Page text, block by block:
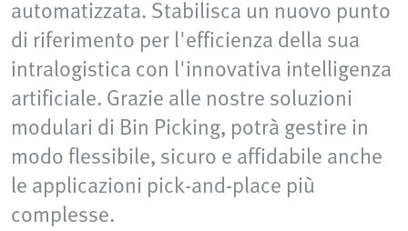
automatizzata. Stabilisca un nuovo punto
di riferimento per l'efficienza della sua
intralogistica con l'innovativa intelligenza
artificiale. Grazie alle nostre soluzioni
modulari di Bin Picking, potrà gestire in
modo flessibile, sicuro e affidabile anche
le applicazioni pick-and-place più
complesse.